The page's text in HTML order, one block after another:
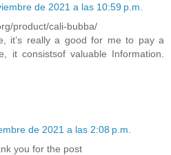
de 2021 a las 10:59 p.m.
product/cali-bubba/
it’s really a good for me to pay a
it consistsof valuable Information.
de 2021 a las 2:08 p.m.
you for the post